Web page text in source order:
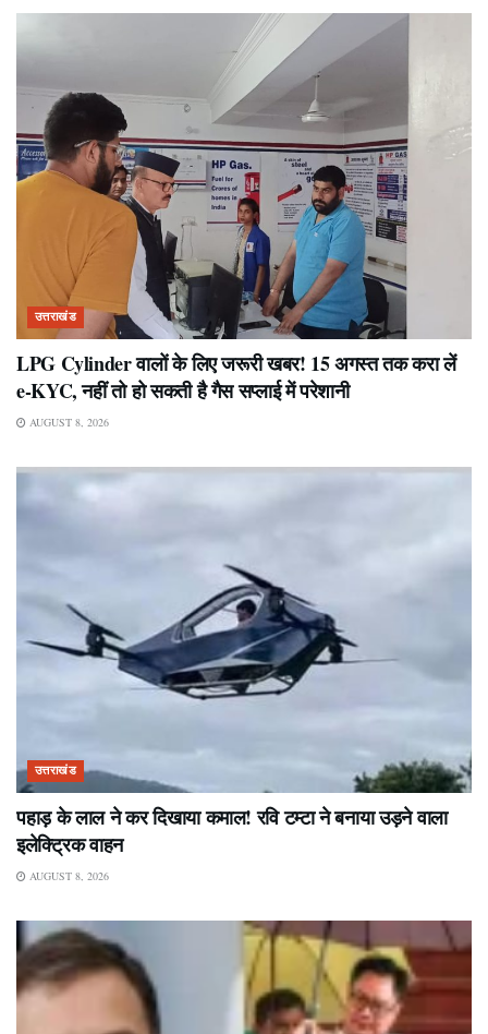
उत्तराखंड
LPG Cylinder वालों के लिए जरूरी खबर! 15 अगस्त तक करा लें
e-KYC, नहीं तो हो सकती है गैस सप्लाई में परेशानी
AUGUST 8, 2026
उत्तराखंड
पहाड़ के लाल ने कर दिखाया कमाल! रवि टम्टा ने बनाया उड़ने वाला
इलेक्ट्रिक वाहन
AUGUST 8, 2026